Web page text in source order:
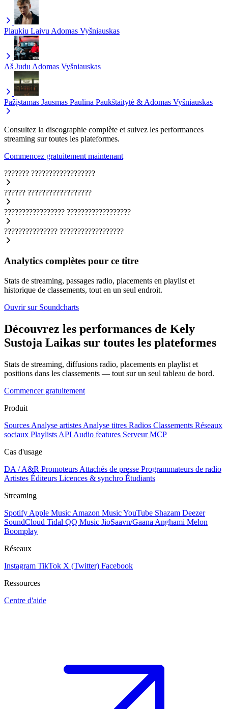
Plaukiu Laivu Adomas Vyšniauskas
Aš Judu Adomas Vyšniauskas
Pažįstamas Jausmas Paulina Paukštaitytė & Adomas Vyšniauskas
Consultez la discographie complète et suivez les performances
streaming sur toutes les plateformes.
Commencez gratuitement maintenant
??????? ??????????????????
?????? ??????????????????
????????????????? ??????????????????
??????????????? ??????????????????
Analytics complètes pour ce titre
Stats de streaming, passages radio, placements en playlist et
historique de classements, tout en un seul endroit.
Ouvrir sur Soundcharts
Découvrez les performances de Kely
Sustoja Laikas sur toutes les plateformes
Stats de streaming, diffusions radio, placements en playlist et
positions dans les classements — tout sur un seul tableau de bord.
Commencer gratuitement
Produit
Sources Analyse artistes Analyse titres Radios Classements Réseaux
sociaux Playlists API Audio features Serveur MCP
Cas d'usage
DA / A&R Promoteurs Attachés de presse Programmateurs de radio
Artistes Éditeurs Licences & synchro Étudiants
Streaming
Spotify Apple Music Amazon MusicYouTube Shazam Deezer
SoundCloud Tidal QQ Music JioSaavn/Gaana Anghami Melon
Boomplay
Réseaux
Instagram TikTok X (Twitter) Facebook
Ressources
Centre d'aide